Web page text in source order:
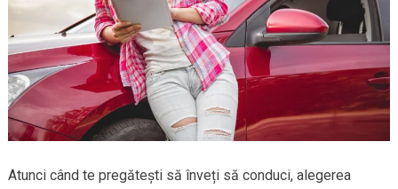
Atunci când te pregătești să înveți să conduci, alegerea